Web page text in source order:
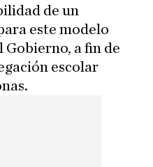
de un
este modelo
a fin de
escolar